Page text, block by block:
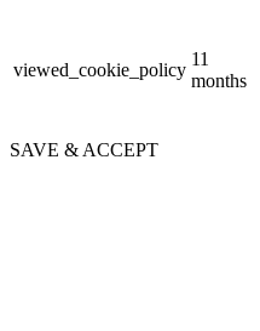
viewed_cookie_policy
11
months
SAVE & ACCEPT